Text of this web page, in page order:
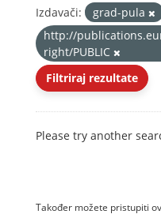
Izdavači:
grad-pula
http://
right/PUBLIC
Filtriraj rezultate
Please try another
Također možete pristupiti